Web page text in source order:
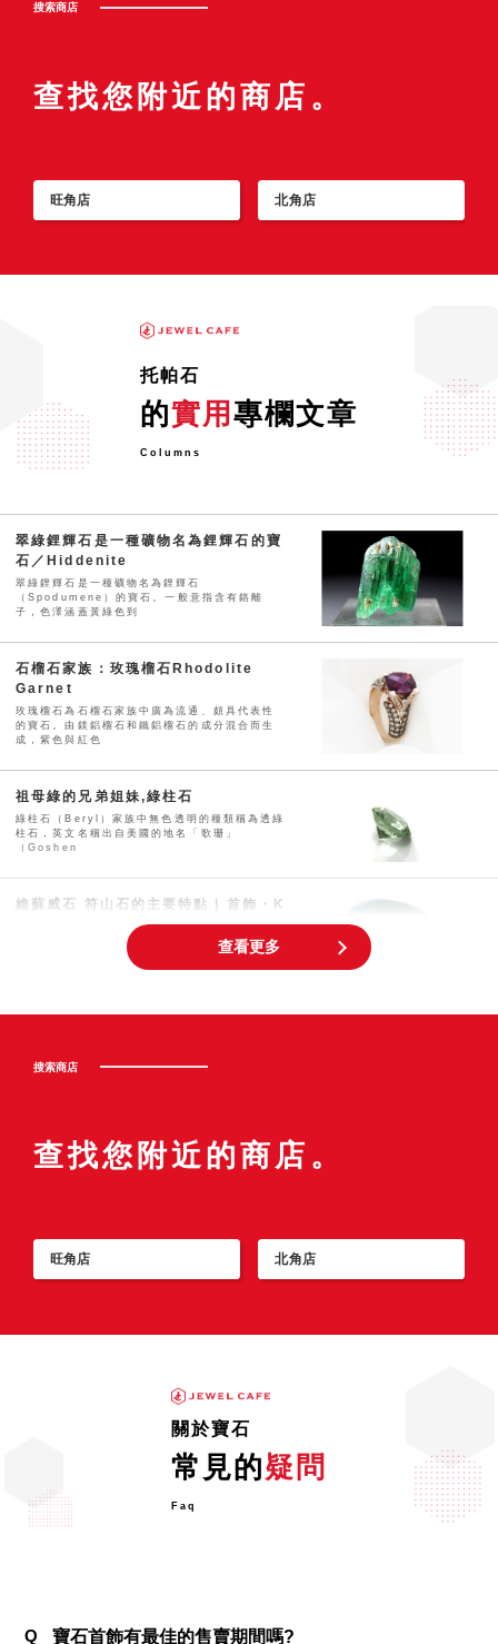
搜索商店
查找您附近的商店。
旺角店 北角店
托帕石
的實用 專欄文章
Columns
翠綠鋰輝石是一種礦物名為鋰輝石的寶
石／Hiddenite
翠綠鋰輝石是一種礦物名為鋰輝石
（Spodumene）的寶石。一般意指含有鉻離
子，色澤涵蓋黃綠色到
石榴石家族：玫瑰榴石Rhodolite
Garnet
玫瑰榴石為石榴石家族中廣為流通、頗具代表性
的寶石。由鎂鋁榴石和鐵鋁榴石的成分混合而生
成，紫色與紅色
祖母綠的兄弟姐妹,綠柱石
綠柱石（Beryl）家族中無色透明的種類稱為透綠
柱石，英文名稱出自美國的地名「歌珊」
（Goshen
維蘇威石 符山石的主要特點 | 首飾・K
金 回收專門店 JEWEL CAFE
符山石是維蘇威石的寶石名，通常呈現抹茶般的
綠色。屬於矽酸鹽礦物，是十分受歡迎的能量
月份的誕生石之一，如其名稱所示電氣石具有經
象徵命運的星光藍寶石 | 首飾・K金 回
收專門店 JEWEL CAFE
查看更多
搜索商店
查找您附近的商店。
旺角店 北角店
關於寶石
常見的疑問
Faq
Q 寶石首飾有最佳的售賣期間嗎?